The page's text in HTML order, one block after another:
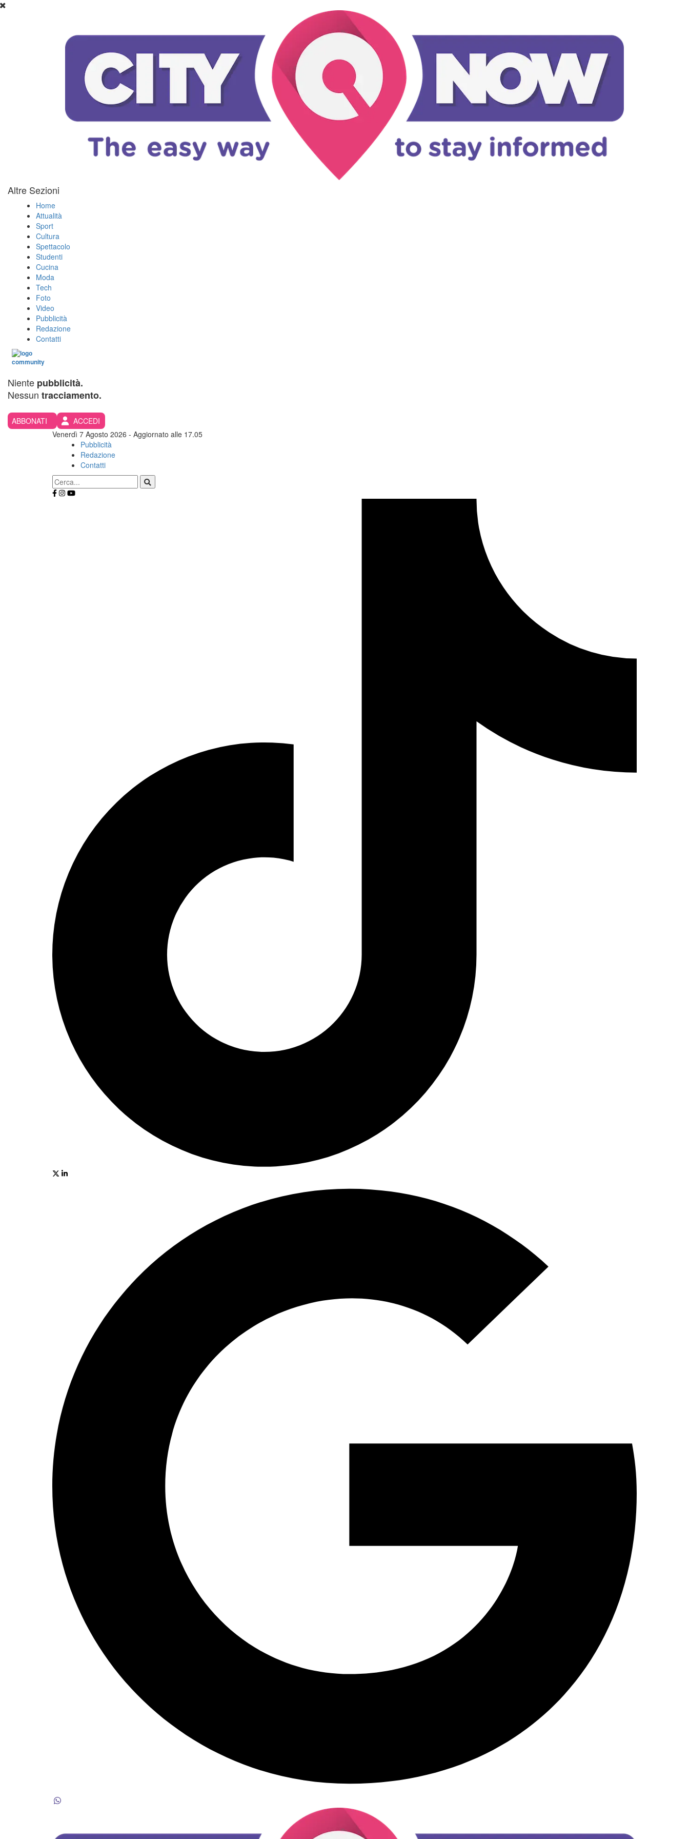
Altre Sezioni
Home
Attualità
Sport
Cultura
Spettacolo
Studenti
Cucina
Moda
Tech
Foto
Video
Pubblicità
Redazione
Contatti
Niente pubblicità.
Nessun tracciamento.
ABBONATI
ACCEDI
Venerdì 7 Agosto 2026 - Aggiornato alle 17.05
Pubblicità
Redazione
Contatti